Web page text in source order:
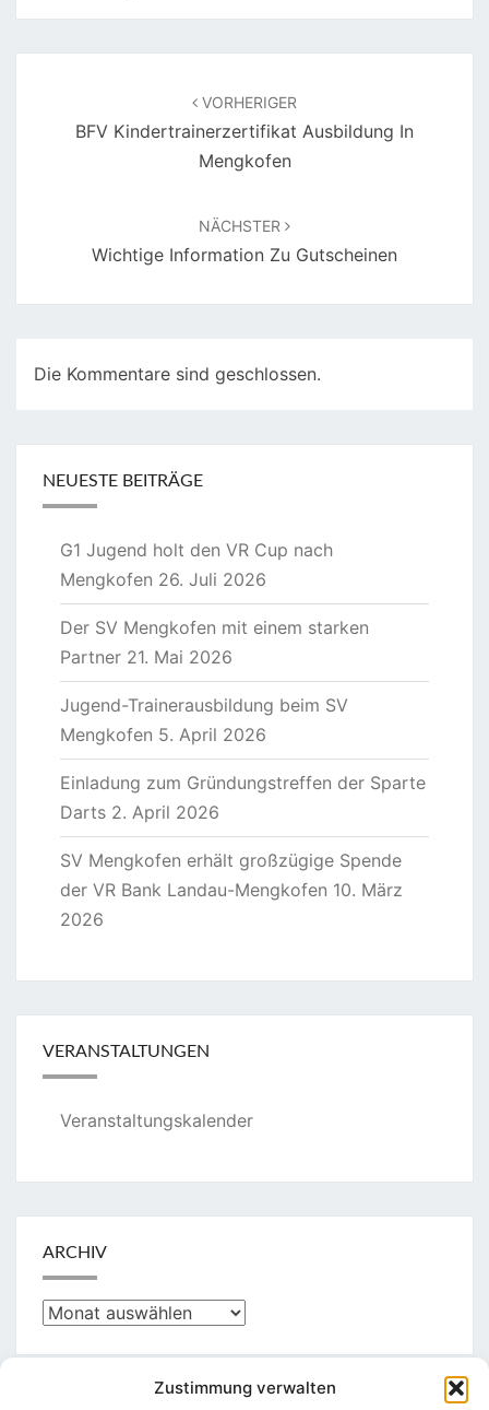
Zustimmung verwalten
VORHERIGER
BFV Kindertrainerzertifikat Ausbildung In
Mengkofen
NÄCHSTER
Wichtige Information Zu Gutscheinen
Die Kommentare sind geschlossen.
NEUESTE BEITRÄGE
G1 Jugend holt den VR Cup nach
Mengkofen 26. Juli 2026
Der SV Mengkofen mit einem starken
Partner 21. Mai 2026
Jugend-Trainerausbildung beim SV
Mengkofen 5. April 2026
Einladung zum Gründungstreffen der Sparte
Darts 2. April 2026
SV Mengkofen erhält großzügige Spende
der VR Bank Landau-Mengkofen 10. März
2026
VERANSTALTUNGEN
Veranstaltungskalender
ARCHIV
Archiv